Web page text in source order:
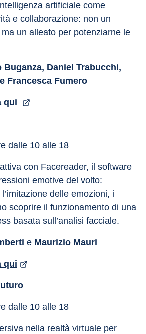
artificiale come
e collaborazione: non un
ma un alleato per potenziarne le
Buganza, Daniel Trabucchi,
Francesca Fumero
qui
dalle 10 alle 18
con Facereader, il software
emotive del volto:
delle emozioni, i
scoprire il funzionamento di una
basata sull’analisi facciale.
e Maurizio Mauri
qui
dalle 10 alle 18
nella realtà virtuale per